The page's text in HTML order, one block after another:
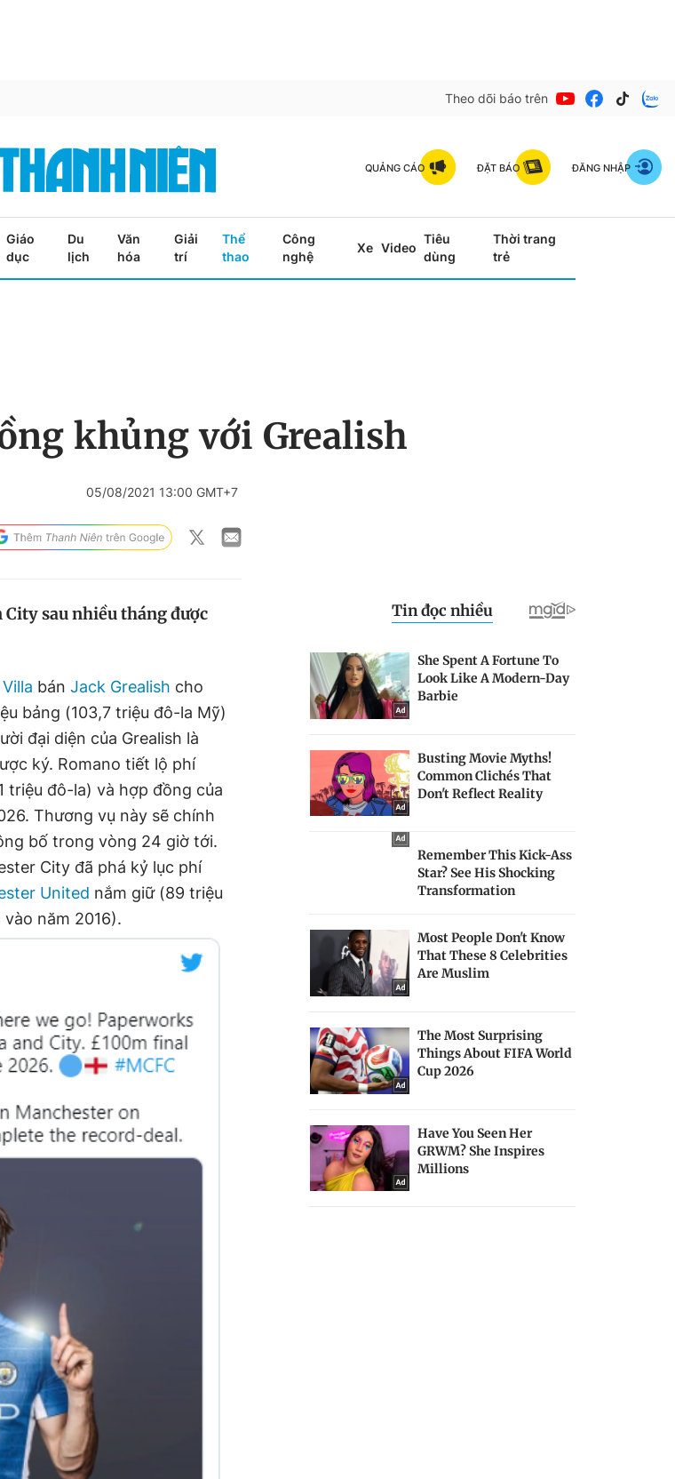
Theo dõi báo trên
QUẢNG CÁO ĐẶT BÁO ĐĂNG NHẬP
Giáo
dục
Du
lịch
Văn
hóa
Giải
trí
Thể
thao
Công
nghệ
Xe Video
Tiêu
dùng
Thời trang
trẻ
khủng với Grealish
05/08/2021 13:00 GMT+7
City sau nhiều tháng được
bán Jack Grealish cho
bảng (103,7 triệu đô-la Mỹ)
đại diện của Grealish là
ký. Romano tiết lộ phí
triệu đô-la) và hợp đồng của
Thương vụ này sẽ chính
bố trong vòng 24 giờ tới.
City đã phá kỷ lục phí
United nắm giữ (89 triệu
năm 2016).